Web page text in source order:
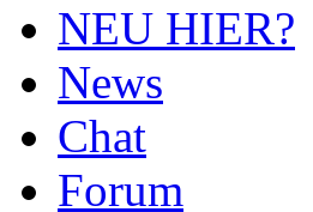
NEU HIER?
News
Chat
Forum